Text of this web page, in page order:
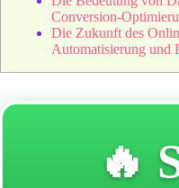
Conversion-
Die Zukunft des
Automatisierung und
🔥